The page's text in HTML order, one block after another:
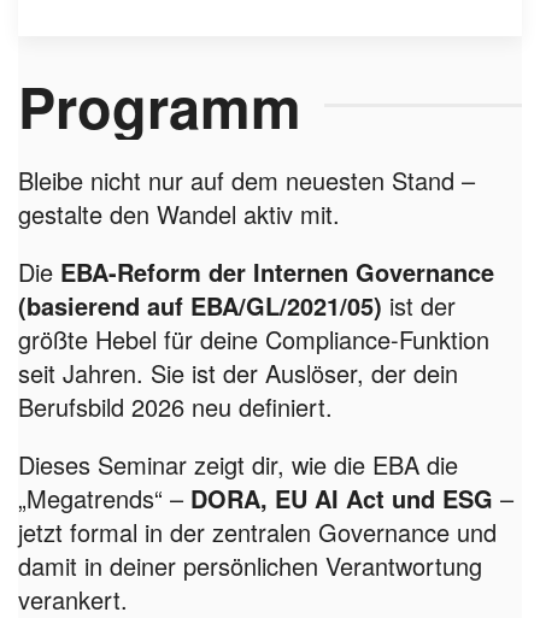
Programm
Bleibe nicht nur auf dem neuesten Stand –
gestalte den Wandel aktiv mit.
Die EBA-Reform der Internen Governance
(basierend auf EBA/GL/2021/05) ist der
größte Hebel für deine Compliance-Funktion
seit Jahren. Sie ist der Auslöser, der dein
Berufsbild 2026 neu definiert.
Dieses Seminar zeigt dir, wie die EBA die
„Megatrends“ – DORA, EU AI Act und ESG –
jetzt formal in der zentralen Governance und
damit in deiner persönlichen Verantwortung
verankert.